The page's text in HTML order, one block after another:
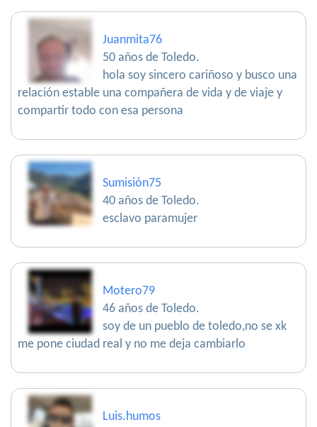
Juanmita76
50 años de Toledo.
hola soy sincero cariñoso y busco una
relación estable una compañera de vida y de viaje y
compartir todo con esa persona
Sumisión75
40 años de Toledo.
esclavo paramujer
Motero79
46 años de Toledo.
soy de un pueblo de toledo,no se xk
me pone ciudad real y no me deja cambiarlo
Luis.humos